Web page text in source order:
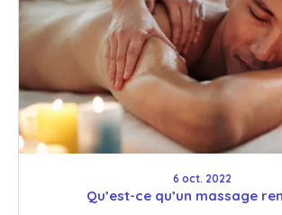
6 oct. 2022
Qu’est-ce qu’un massage